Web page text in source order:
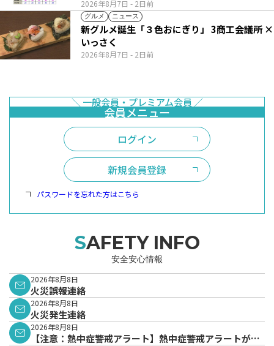
2026年8月7日 - 2日前
グルメ ニュース
2026年8月7日 - 2日前
新グルメ誕生「３色おにぎり」 3商工会議所 ×
いっさく
ログイン
新規会員登録
パスワードを忘れた方はこちら
SAFETY INFO
安全安心情報
2026年8月8日
火災誤報連絡
2026年8月8日
火災発生連絡
2026年8月8日
【注意：熱中症警戒アラート】熱中症警戒アラートが発